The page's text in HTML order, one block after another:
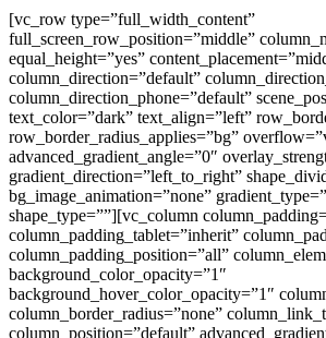
[vc_row type=”full_width_content”
full_screen_row_position=”middle”
equal_height=”yes”
column_direction=”default”
column_direction_phone=”default”
text_color=”dark” text_align=”left”
row_border_radius_applies=”bg”
advanced_gradient_angle=”0″
gradient_direction=”left_to_right”
bg_image_animation=”none”
shape_type=””][vc_column
column_padding_tablet=”inherit”
column_padding_position=”all”
background_color_opacity=”1″
background_hover_color_opacity=”1″
column_border_radius=”none”
column_position=”default”